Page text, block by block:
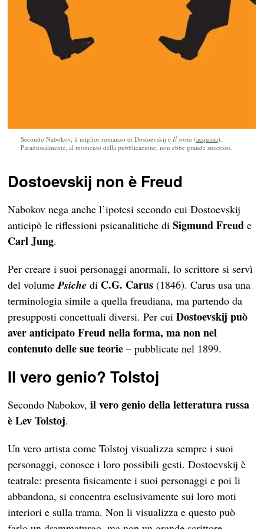
Secondo Nabokov, il miglior romanzo di Dostoevskij èIl sosia (acquista).
Paradossalmente, al momento della pubblicazione, non ebbe grande successo.
Dostoevskij non è Freud
Nabokov nega anche l’ipotesi secondo cui Dostoevskij
anticipò le riflessioni psicanalitiche diSigmund Freud e
Carl Jung.
Per creare i suoi personaggi anormali, lo scrittore si servì
del volumePsiche di C.G. Carus (1846). Carus usa una
terminologia simile a quella freudiana, ma partendo da
presupposti concettuali diversi. Per cuiDostoevskij può
aver anticipato Freud nella forma, ma non nel
contenuto delle sue teorie – pubblicate nel 1899.
Il vero genio? Tolstoj
Secondo Nabokov,il vero genio della letteratura russa
è Lev Tolstoj.
Un vero artista come Tolstoj visualizza sempre i suoi
personaggi, conosce i loro possibili gesti. Dostoevskij è
teatrale: presenta fisicamente i suoi personaggi e poi li
abbandona, si concentra esclusivamente sui loro moti
interiori e sulla trama. Non li visualizza e questo può